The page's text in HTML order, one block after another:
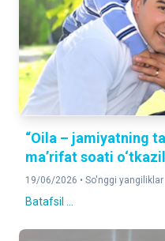
“Oila – jamiyatning
ma’rifat soati
19/06/2026 • So'nggi yangiliklar
Batafsil ...